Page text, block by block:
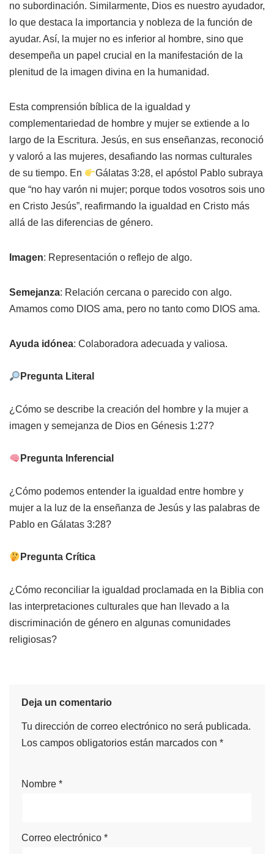
no subordinación. Similarmente, Dios es nuestro ayudador,
lo que destaca la importancia y nobleza de la función de
ayudar. Así, la mujer no es inferior al hombre, sino que
desempeña un papel crucial en la manifestación de la
plenitud de la imagen divina en la humanidad.
Esta comprensión bíblica de la igualdad y
complementariedad de hombre y mujer se extiende a lo
largo de la Escritura. Jesús, en sus enseñanzas, reconoció
y valoró a las mujeres, desafiando las normas culturales
de su tiempo. En
Gálatas 3:28, el apóstol Pablo subraya
que “no hay varón ni mujer; porque todos vosotros sois uno
en Cristo Jesús”, reafirmando la igualdad en Cristo más
allá de las diferencias de género.
Imagen: Representación o reflejo de algo.
Semejanza: Relación cercana o parecido con algo.
Amamos como DIOS ama, pero no tanto como DIOS ama.
Ayuda idónea: Colaboradora adecuada y valiosa.
Pregunta Literal
¿Cómo se describe la creación del hombre y la mujer a
imagen y semejanza de Dios en Génesis 1:27?
Pregunta Inferencial
¿Cómo podemos entender la igualdad entre hombre y
mujer a la luz de la enseñanza de Jesús y las palabras de
Pablo en Gálatas 3:28?
Pregunta Crítica
¿Cómo reconciliar la igualdad proclamada en la Biblia con
las interpretaciones culturales que han llevado a la
discriminación de género en algunas comunidades
religiosas?
Deja un comentario
Tu dirección de correo electrónico no será publicada.
Los campos obligatorios están marcados con *
Nombre *
Correo electrónico *